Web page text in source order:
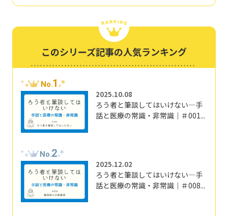
このシリーズ記事の人気ランキング
No.1
2025.10.08
ろう者と筆談してはいけない―手
話と医療の常識・非常識｜＃001...
No.2
2025.12.02
ろう者と筆談してはいけない―手
話と医療の常識・非常識｜＃008...